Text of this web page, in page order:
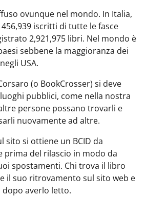
ovunque nel mondo. In Italia,
iscritti di tutte le fasce
2,921,975 libri. Nel mondo è
sebbene la maggioranza dei
USA.
(o BookCrosser) si deve
pubblici, come nella nostra
persone possano trovarli e
nuovamente ad altre.
sito si ottiene un BCID da
prima del rilascio in modo da
spostamenti. Chi trova il libro
il suo ritrovamento sul sito web e
dopo averlo letto.